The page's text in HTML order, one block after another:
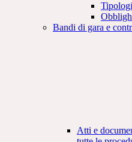
Bandi di gara e
Atti e